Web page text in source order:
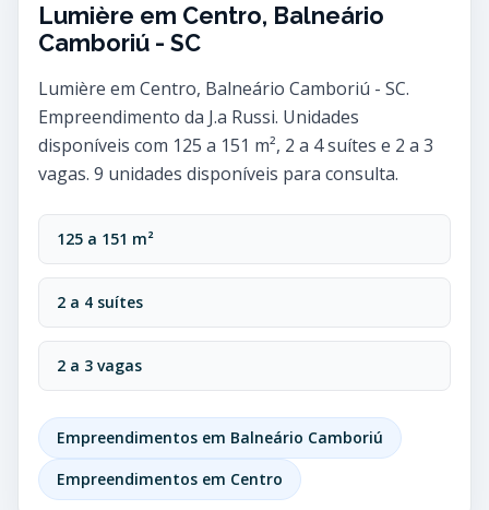
Lumière em Centro, Balneário
Camboriú - SC
Lumière em Centro, Balneário Camboriú - SC.
Empreendimento da J.a Russi. Unidades
disponíveis com 125 a 151 m², 2 a 4 suítes e 2 a 3
vagas. 9 unidades disponíveis para consulta.
125 a 151 m²
2 a 4 suítes
2 a 3 vagas
Empreendimentos em Balneário Camboriú
Empreendimentos em Centro